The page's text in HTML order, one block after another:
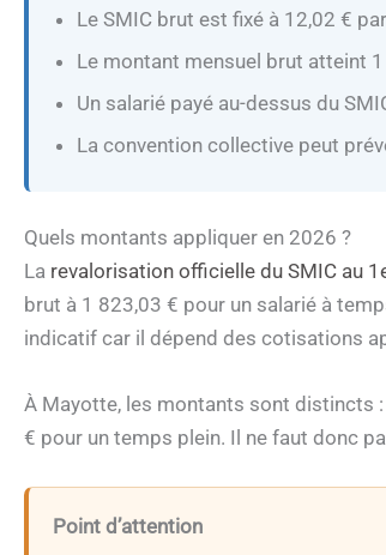
Le SMIC brut est fixé à 12,02 €
Le montant mensuel brut atteint
Un salarié payé au-dessus du
La convention collective peut
Quels montants appliquer en 2026 ?
La revalorisation officielle du SMIC au
brut à 1 823,03 € pour un salarié à
indicatif car il dépend des cotisations
À Mayotte, les montants sont distincts
€ pour un temps plein. Il ne faut donc
Point d’attention